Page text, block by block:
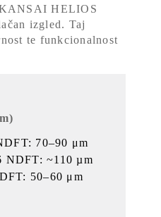
HELIOS
izgled. Taj
te funkcionalnost
70–90 μm
NDFT: ~110 µm
50–60 μm